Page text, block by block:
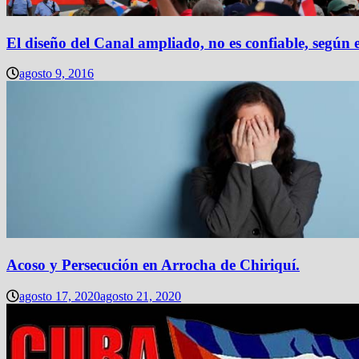
El diseño del Canal ampliado, no es confiable, según
agosto 9, 2016
Acoso y Persecución en Arrocha de Chiriquí.
agosto 17, 2020agosto 21, 2020